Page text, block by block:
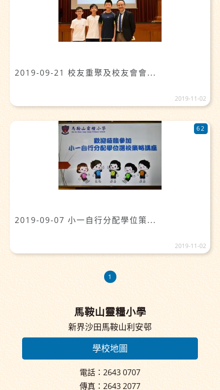
2019-09-21 校友重聚及校友會會...
2019-11-02
2019-09-07 小一自行分配學位策...
62
2019-11-02
1
馬鞍山靈糧小學
新界沙田馬鞍山利安邨
學校地圖
電話：2643 0707
傳真：2643 2077